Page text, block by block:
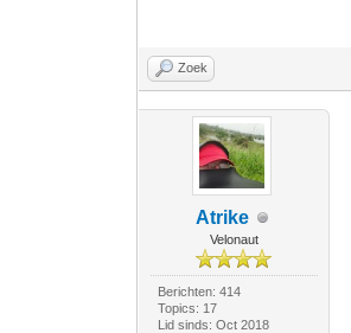
Zoek
Atrike
Velonaut
Berichten: 414
Topics: 17
Lid sinds: Oct 2018